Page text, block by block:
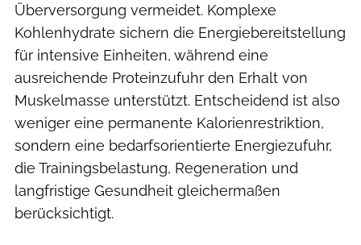
Überversorgung vermeidet. Komplexe
Kohlenhydrate sichern die Energiebereitstellung
für intensive Einheiten, während eine
ausreichende Proteinzufuhr den Erhalt von
Muskelmasse unterstützt. Entscheidend ist also
weniger eine permanente Kalorienrestriktion,
sondern eine bedarfsorientierte Energiezufuhr,
die Trainingsbelastung, Regeneration und
langfristige Gesundheit gleichermaßen
berücksichtigt.